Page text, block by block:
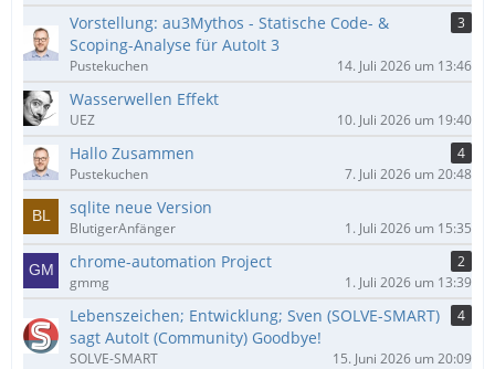
Vorstellung: au3Mythos - Statische Code- &
Scoping-Analyse für AutoIt 3
3
Pustekuchen 14. Juli 2026 um 13:46
Wasserwellen Effekt
UEZ 10. Juli 2026 um 19:40
Hallo Zusammen
4
Pustekuchen
7. Juli 2026 um 20:48
sqlite neue Version
BlutigerAnfänger 1. Juli 2026 um 15:35
chrome-automation Project
2
gmmg
1. Juli 2026 um 13:39
Lebenszeichen; Entwicklung; Sven (SOLVE-SMART)
sagt AutoIt (Community) Goodbye!
4
SOLVE-SMART 15. Juni 2026 um 20:09